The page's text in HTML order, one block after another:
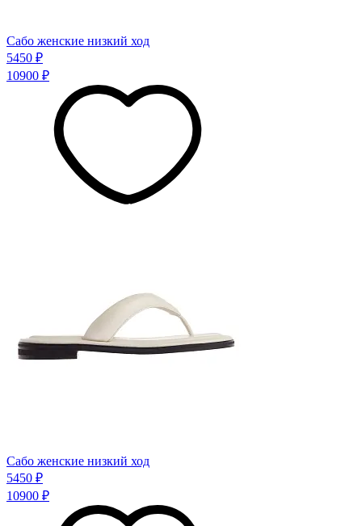
Сабо женские низкий ход
5450 ₽
10900 ₽
Сабо женские низкий ход
5450 ₽
10900 ₽